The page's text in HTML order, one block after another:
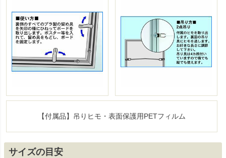
【付属品】吊りヒモ・表面保護用PETフィルム
サイズの目安